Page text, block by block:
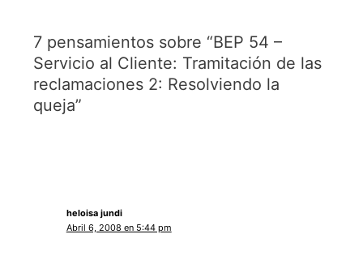
7 pensamientos sobre “BEP 54 –
Servicio al Cliente: Tramitación de las
reclamaciones 2: Resolviendo la
queja”
heloisa jundi
Abril 6, 2008 en 5:44 pm